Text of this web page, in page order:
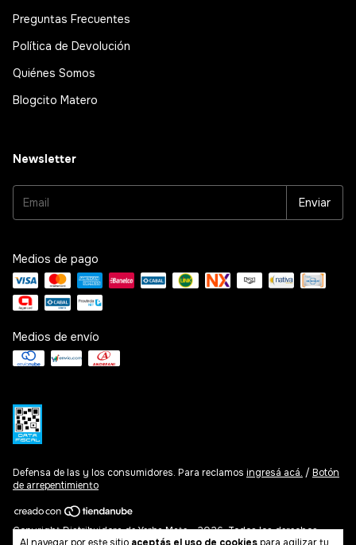
Preguntas Frecuentes
Política de Devolución
Quiénes Somos
Blogcito Matero
Newsletter
Medios de pago
Medios de envío
Defensa de las y los consumidores. Para reclamos ingresá acá. / Botón
de arrepentimiento
Copyright Distribuidora de Yerba Mate - 2026. Todos los derechos